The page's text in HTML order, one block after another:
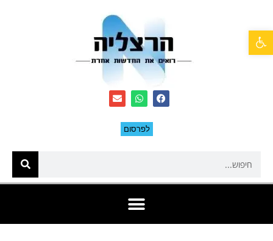
לפרסום
פתח סרגל נגישות